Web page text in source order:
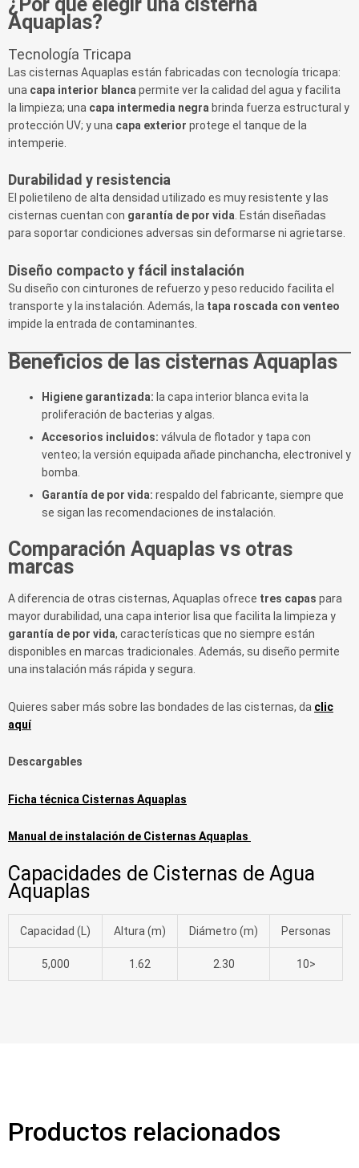
Aquaplas?
Tecnología Tricapa
Las cisternas Aquaplas están fabricadas con tecnología tricapa:
una capa interior blanca permite ver la calidad del agua y facilita
la limpieza; una capa intermedia negra brinda fuerza estructural y
protección UV; y una capa exterior protege el tanque de la
intemperie.
Durabilidad y resistencia
El polietileno de alta densidad utilizado es muy resistente y las
cisternas cuentan con garantía de por vida . Están diseñadas
para soportar condiciones adversas sin deformarse ni agrietarse.
Diseño compacto y fácil instalación
Su diseño con cinturones de refuerzo y peso reducido facilita el
transporte y la instalación. Además, la tapa roscada con venteo
impide la entrada de contaminantes.
Beneficios de las cisternas Aquaplas
Higiene garantizada: la capa interior blanca evita la
proliferación de bacterias y algas.
Accesorios incluidos: válvula de flotador y tapa con
venteo; la versión equipada añade pinchancha, electronivel y
bomba.
Garantía de por vida: respaldo del fabricante, siempre que
se sigan las recomendaciones de instalación.
Comparación Aquaplas vs otras
marcas
A diferencia de otras cisternas, Aquaplas ofrece tres capas para
mayor durabilidad, una capa interior lisa que facilita la limpieza y
garantía de por vida, características que no siempre están
disponibles en marcas tradicionales. Además, su diseño permite
una instalación más rápida y segura.
Quieres saber más sobre las bondades de las cisternas, da clic
aquí
Descargables
Ficha técnica Cisternas Aquaplas
Manual de instalación de Cisternas Aquaplas
Capacidades de Cisternas de Agua
Aquaplas
Capacidad (L) Altura (m) Diámetro (m) Personas
5,000 1.62 2.30 10>
Productos relacionados